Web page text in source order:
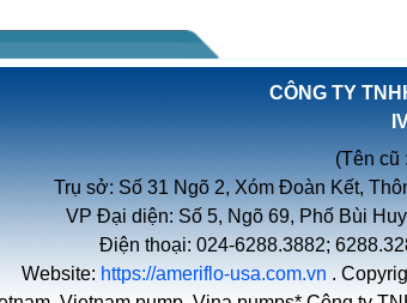
CÔNG TY
(Tên cũ
Trụ sở: Số 31 Ngõ 2, Xóm Đoàn Kết,
VP Đại diện: Số 5, Ngõ 69, Phố Bùi
Điện thoại: 024-6288.3882;
Website: https://ameriflo-usa.com.vn .